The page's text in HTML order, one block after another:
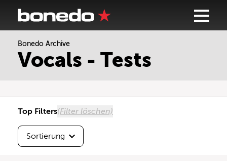
Bonedo Archive
Vocals - Tests
Top Filters(Filter löschen)
Sortierung
Sortierung
Neueste zuerst